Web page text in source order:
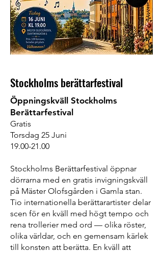
Stockholms berättarfestival
Öppningskväll Stockholms
Berättarfestival
Gratis
Torsdag 25 Juni
19.00-21.00
Stockholms Berättarfestival öppnar
dörrarna med en gratis invigningskväll
på Mäster Olofsgården i Gamla stan.
Tio internationella berättarartister delar
scen för en kväll med högt tempo och
rena trollerier med ord — olika röster,
olika världar, och en gemensam kärlek
till konsten att berätta. En kväll att